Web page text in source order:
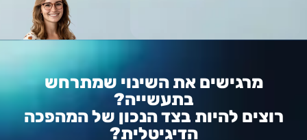
מרגישים את השינוי שמתרחש
בתעשייה?
רוצים להיות בצד הנכון של המהפכה
הדיגיטלית?